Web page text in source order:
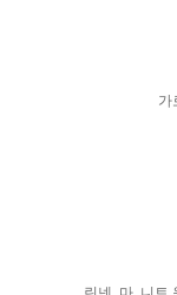
가